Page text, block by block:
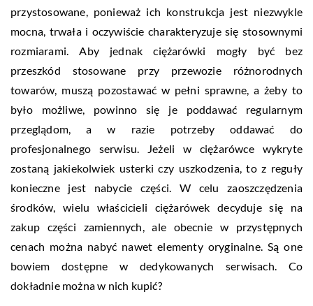
przystosowane, ponieważ ich konstrukcja jest niezwykle
mocna, trwała i oczywiście charakteryzuje się stosownymi
rozmiarami. Aby jednak ciężarówki mogły być bez
przeszkód stosowane przy przewozie różnorodnych
towarów, muszą pozostawać w pełni sprawne, a żeby to
było możliwe, powinno się je poddawać regularnym
przeglądom, a w razie potrzeby oddawać do
profesjonalnego serwisu. Jeżeli w ciężarówce wykryte
zostaną jakiekolwiek usterki czy uszkodzenia, to z reguły
konieczne jest nabycie części. W celu zaoszczędzenia
środków, wielu właścicieli ciężarówek decyduje się na
zakup części zamiennych, ale obecnie w przystępnych
cenach można nabyć nawet elementy oryginalne. Są one
bowiem dostępne w dedykowanych serwisach. Co
dokładnie można w nich kupić?